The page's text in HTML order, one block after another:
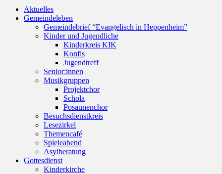
oben
scrollen
Aktuelles
Gemeindeleben
Gemeindebrief “Evangelisch in Heppenheim”
Kinder und Jugendliche
Kinderkreis KIK
Konfis
Jugendtreff
Senior:innen
Musikgruppen
Projektchor
Schola
Posaunenchor
Besuchsdienstkreis
Lesezirkel
Themencafé
Spieleabend
Asylberatung
Gottesdienst
Kinderkirche